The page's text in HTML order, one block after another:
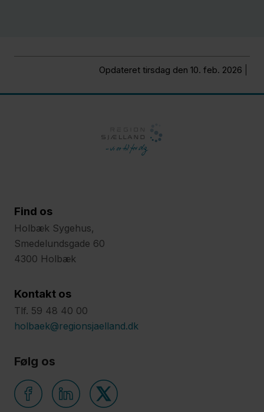
Opdateret tirsdag den 10. feb. 2026
Find os
Holbæk Sygehus,
Smedelundsgade 60
4300 Holbæk
Kontakt os
Tlf. 59 48 40 00
holbaek@regionsjaelland.dk
Følg os